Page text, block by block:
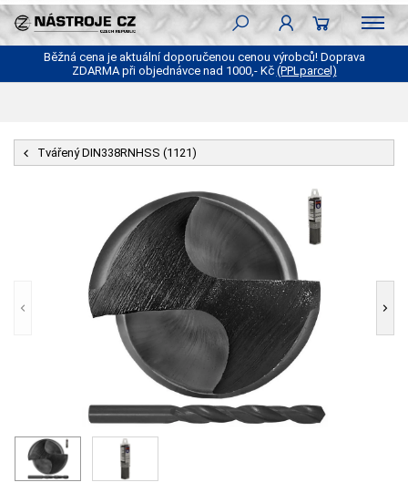
Běžná cena je aktuální doporučenou cenou výrobců! Doprava
ZDARMA při objednávce nad 1000,- Kč (PPLparcel)
Tvářený DIN338RNHSS (1121)